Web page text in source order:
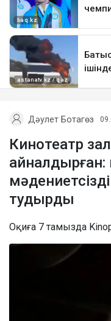
Дәулет Ботагөз
Кинотеатр
айналдырған:
тудырды
Оқиға 7 тамызда